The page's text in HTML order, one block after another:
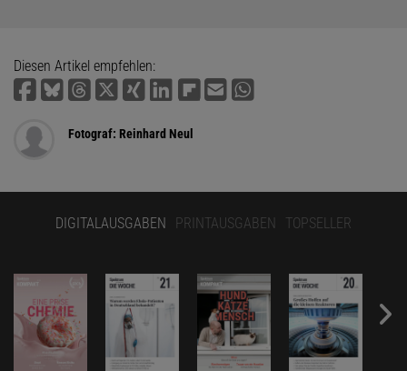
Diesen Artikel empfehlen:
Fotograf: Reinhard Neul
DIGITALAUSGABEN PRINTAUSGABEN TOPSELLER